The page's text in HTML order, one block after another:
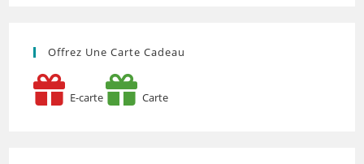
Offrez Une Carte Cadeau
E-carte Carte